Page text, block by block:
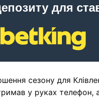
для
сезону для
у руках телефон,